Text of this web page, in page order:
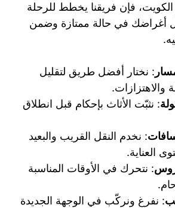
فإن فريقنا يخطط للرحلة
أغراضك في حالة ممتازة وضمن
: نختار أفضل طريق لتقليل
والاهتزازات.
: نثبّت الأثاث بإحكام قبل انطلاق
: نخدم النقل القريب والبعيد
العناية.
: نتحرك في الأوقات المناسبة
: نفرغ ونركّب في الوجهة الجديدة